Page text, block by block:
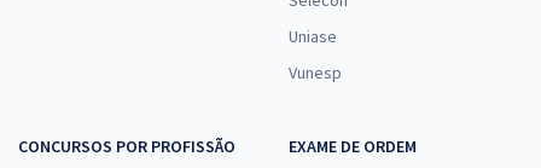
Uniase
Vunesp
CONCURSOS POR PROFISSÃO
EXAME DE ORDEM